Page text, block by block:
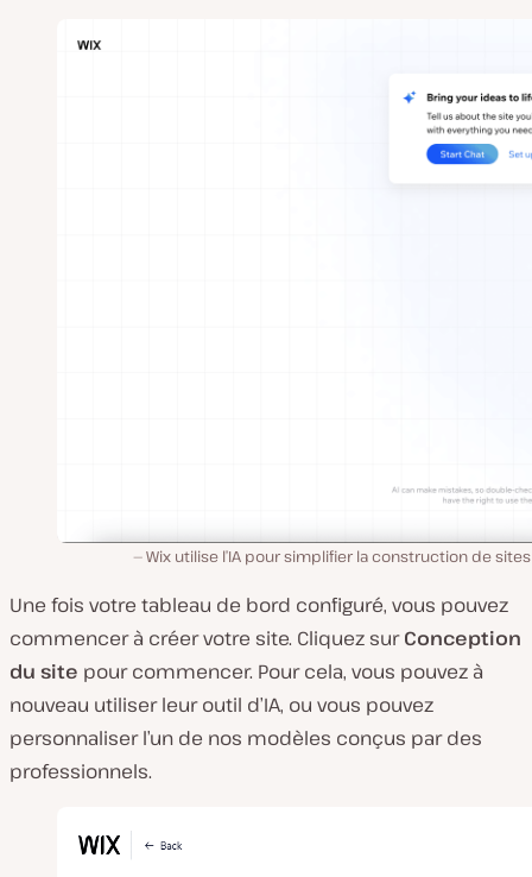
Wix utilise l’IA pour simplifier la construction de
Une fois votre tableau de bord configuré, vous pouvez
commencer à créer votre site. Cliquez surConception
du site pour commencer. Pour cela, vous pouvez à
nouveau utiliser leur outil d’IA, ou vous pouvez
personnaliser l’un de nos modèles conçus par des
professionnels.